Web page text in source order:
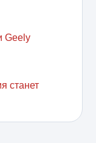
Geely
станет